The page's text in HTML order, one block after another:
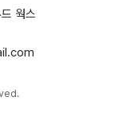
웍스